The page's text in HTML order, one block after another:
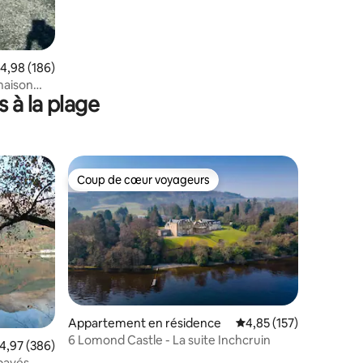
moyenne sur la base de 186 commentaires : 4,98 sur 5
4,98 (186)
à la plage
: 4,92 sur 5
appréciés
moyenne sur la base de 386 commentaires : 4,97 sur 5
4,97 (386)
Coup de cœur voyageurs
Coup de cœur voyageurs
Appartement en résidence Évaluation moyenne
4,85 (157)
6 Lomond Castle - La suite Inchcruin